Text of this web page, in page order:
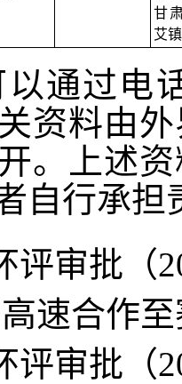
甘
艾
通过电
资料由
。上述
自行承担
评审批（
速合作
评审批（